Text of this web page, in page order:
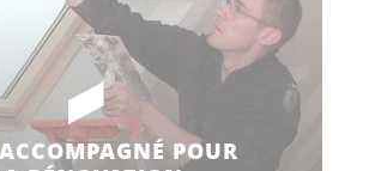
POUR